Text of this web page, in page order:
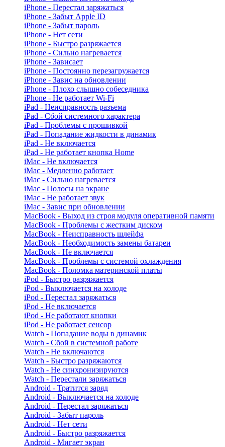
iPhone - Перестал заряжаться
iPhone - Забыт Apple ID
iPhone - Забыт пароль
iPhone - Нет сети
iPhone - Быстро разряжается
iPhone - Сильно нагревается
iPhone - Зависает
iPhone - Постоянно перезагружается
iPhone - Завис на обновлении
iPhone - Плохо слышно собеседника
iPhone - Не работает Wi-Fi
iPad - Неисправность разъема
iPad - Сбой системного характера
iPad - Проблемы с прошивкой
iPad - Попадание жидкости в динамик
iPad - Не включается
iPad - Не работает кнопка Home
iMac - Не включается
iMac - Медленно работает
iMac - Сильно нагревается
iMac - Полосы на экране
iMac - Не работает звук
iMac - Завис при обновлении
MacBook - Выход из строя модуля оперативной памяти
MacBook - Проблемы с жестким диском
MacBook - Неисправность шлейфа
MacBook - Необходимость замены батареи
MacBook - Не включается
MacBook - Проблемы с системой охлаждения
MacBook - Поломка материнской платы
iPod - Быстро разряжается
iPod - Выключается на холоде
iPod - Перестал заряжаться
iPod - Не включается
iPod - Не работают кнопки
iPod - Не работает сенсор
Watch - Попадание воды в динамик
Watch - Сбой в системной работе
Watch - Не включаются
Watch - Быстро разряжаются
Watch - Не синхронизируются
Watch - Перестали заряжаться
Android - Тратится заряд
Android - Выключается на холоде
Android - Перестал заряжаться
Android - Забыт пароль
Android - Нет сети
Android - Быстро разряжается
Android - Мигает экран